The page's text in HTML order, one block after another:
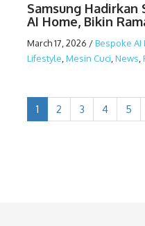
Samsung Hadirkan
AI Home, Bikin
March 17, 2026 /Bespoke AI
Lifestyle,Mesin Cuci,News,
1 2 3 4 5